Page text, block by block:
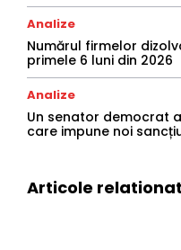
Analize
Numărul firmelor
primele 6 luni din 2026
Analize
Un senator democrat
care impune noi
Articole